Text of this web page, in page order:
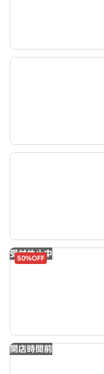
受付休止中
50%OFF
開店時間前